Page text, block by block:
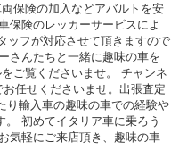
保険の加入などアバルトを安
保険のレッカーサービスによ
ッフが対応させて頂きますので
さんたちと一緒に趣味の車を
ご覧くださいませ。 チャンネ
任せくださいませ。出張査定
り輸入車の趣味の車での経験や
初めてイタリア車に乗ろう
気軽にご来店頂き、趣味の車